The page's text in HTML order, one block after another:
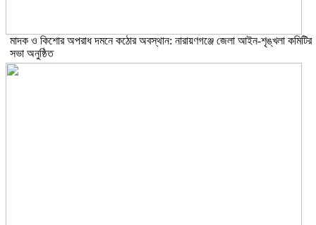
মাদক ও কিশোর অপরাধ দমনে কঠোর অবস্থান: নারায়ণগঞ্জে জেলা আইন-শৃঙ্খলা কমিটির
সভা অনুষ্ঠিত